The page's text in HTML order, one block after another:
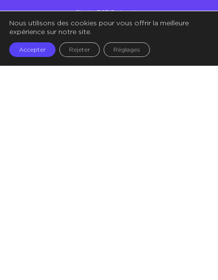
Charte RSE Partenaires
Illustrations – Crédit Storyset
Nous utilisons des cookies pour vous offrir la meilleure
expérience sur notre site.
Accepter Rejeter Réglages